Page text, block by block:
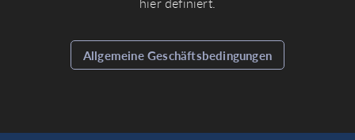
Allgemeine Geschäftsbedingungen